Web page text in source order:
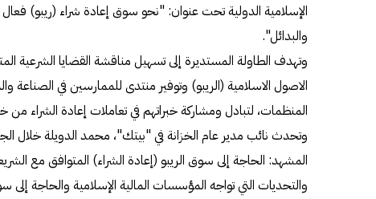
الإسلامية الدولية تحت عنوان: "نحو سوق إعادة شراء (ريبو)
والبدائل".
وتهدف الطاولة المستديرة إلى تسهيل مناقشة القضايا الشرعية
الاصول الاسلامية (الريبو) وتوفير منتدى للممارسين في
المنظمات، لتبادل ومشاركة خبراتهم في تعاملات إعادة الشراء
وتحدث نائب مدير عام الخزانة في "بيتك"، محمد الدويلة خلال
المشهد: الحاجة إلى سوق الريبو (إعادة الشراء) المتوافق مع
والتحديات التي تواجه المؤسسات المالية الإسلامية والحاجة